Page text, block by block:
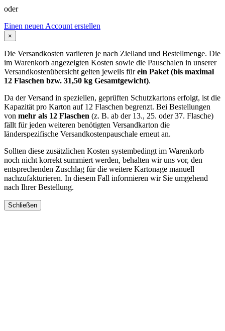
oder
Einen neuen Account erstellen
×
Die Versandkosten variieren je nach Zielland und Bestellmenge. Die
im Warenkorb angezeigten Kosten sowie die Pauschalen in unserer
Versandkostenübersicht gelten jeweils fürein Paket (bis maximal
12 Flaschen bzw. 31,50 kg Gesamtgewicht).
Da der Versand in speziellen, geprüften Schutzkartons erfolgt, ist die
Kapazität pro Karton auf 12 Flaschen begrenzt. Bei Bestellungen
von mehr als 12 Flaschen (z. B. ab der 13., 25. oder 37. Flasche)
fällt für jeden weiteren benötigten Versandkarton die
länderspezifische Versandkostenpauschale erneut an.
Sollten diese zusätzlichen Kosten systembedingt im Warenkorb
noch nicht korrekt summiert werden, behalten wir uns vor, den
entsprechenden Zuschlag für die weitere Kartonage manuell
nachzufakturieren. In diesem Fall informieren wir Sie umgehend
nach Ihrer Bestellung.
Schließen